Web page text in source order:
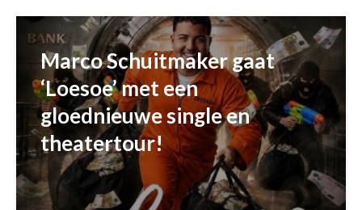
Marco Schuitmaker gaat
‘Loesoe’ met een
gloednieuwe single en
theatertour!